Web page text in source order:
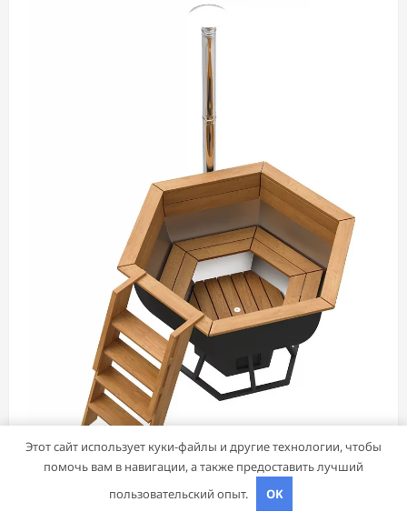
Дача, участок
Чаны для бани: преимущества, виды и
Этот сайт использует куки-файлы и другие технологии, чтобы
помочь вам в навигации, а также предоставить лучший
пользовательский опыт.
OK